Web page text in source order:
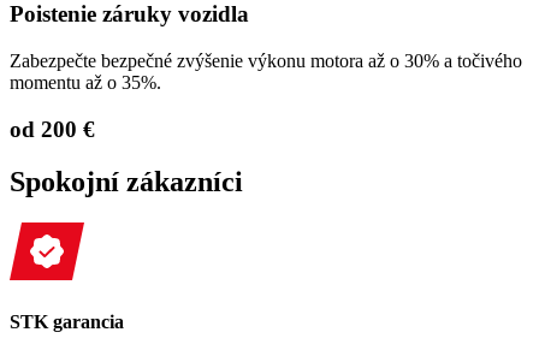
Poistenie záruky vozidla
Zabezpečte bezpečné zvýšenie výkonu motora až o 30% a točivého
momentu až o 35%.
od 200 €
Spokojní zákazníci
STK garancia